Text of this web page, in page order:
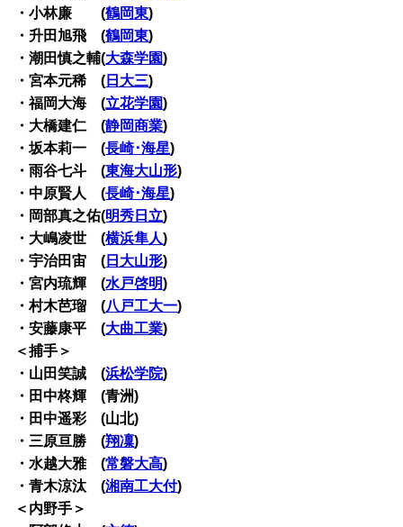
・小林廉 (鶴岡東)
・升田旭飛 (鶴岡東)
・潮田慎之輔(大森学園)
・宮本元稀 ( 日大三)
・福岡大海 (立花学園)
・大橋建仁 (静岡商業)
・坂本莉一 (長崎･海星)
・雨谷七斗 (東海大山形)
・中原賢人 (長崎･海星)
・岡部真之佑(明秀日立)
・大嶋凌世 (横浜隼人)
・宇治田宙 ( 日大山形)
・宮内琉輝 (水戸啓明)
・村木芭瑠 (八戸工大一)
・安藤康平 (大曲工業)
＜捕手＞
・山田笑誠 (浜松学院)
・田中柊輝 (青洲)
・田中遥彩 (山北)
・三原亘勝 (翔凜)
・水越大雅 (常磐大高)
・青木涼汰 (湘南工大付)
＜内野手＞